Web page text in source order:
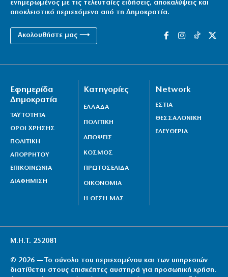
ενημερωμένος με τις τελευταίες ειδήσεις, αποκαλύψεις και
αποκλειστικό περιεχόμενο από τη Δημοκρατία.
Ακολουθήστε μας ⟶
Εφημερίδα
Δημοκρατία
ΤΑΥΤΟΤΗΤΑ
ΟΡΟΙ ΧΡΗΣΗΣ
ΠΟΛΙΤΙΚΗ
ΑΠΟΡΡΗΤΟΥ
ΕΠΙΚΟΙΝΩΝΙΑ
ΔΙΑΦΗΜΙΣΗ
Κατηγορίες
ΕΛΛΑΔΑ
ΠΟΛΙΤΙΚΗ
ΑΠΟΨΕΙΣ
ΚΟΣΜΟΣ
ΠΡΩΤΟΣΕΛΙΔΑ
ΟΙΚΟΝΟΜΙΑ
Η ΘΕΣΗ ΜΑΣ
Network
ΕΣΤΙΑ
ΘΕΣΣΑΛΟΝΙΚΗ
ΕΛΕΥΘΕΡΙΑ
Μ.Η.Τ. 252081
© 2026 — Το σύνολο του περιεχομένου και των υπηρεσιών
διατίθεται στους επισκέπτες αυστηρά για προσωπική χρήση.